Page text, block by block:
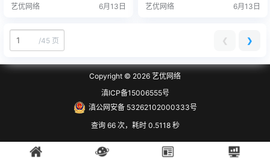
…
艺优网络 6月13日
87650007 站长推荐 1. 购买之前请
艺优网络 6月13日
/45 页 ❮ ❯
Copyright © 2026 艺优网络
滇ICP备15006555号
滇公网安备 53262102000333号
查询 66 次，耗时 0.5118 秒